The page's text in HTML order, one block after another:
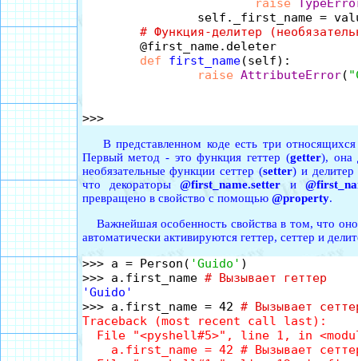
raise
# Функция-делитер
def
first_name(self):
raise AttributeError(
>>>
В представленном коде есть три
Первый метод - это функция геттер (getter), она
необязательные функции сеттер (setter) и делитер
что декораторы@first_name.setter и
превращено в свойство с помощью @property.
Важнейшая особенность свойства в том, что
автоматически активируются геттер, сеттер и
>>> a = Person( 'Guido' )
>>> a.first_name # Вызывает геттер
'Guido'
>>> a.first_name = 42 # Вызывает
Traceback (most recent call last):
File "<pyshell#5>", line 1, in
a.first_name = 42 # Вызывает